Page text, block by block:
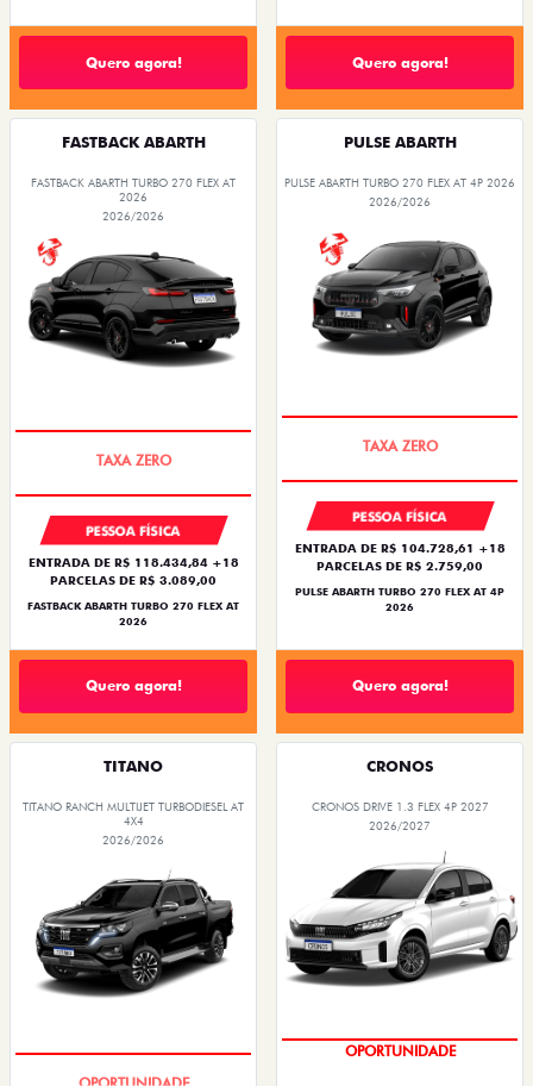
Quero agora! Quero agora!
FASTBACK ABARTH
FASTBACK ABARTH TURBO 270 FLEX AT
2026
2026/2026
PESSOA FÍSICA
ENTRADA DE R$ 118.434,84 +18
PARCELAS DE R$ 3.089,00
FASTBACK ABARTH TURBO 270 FLEX AT
2026
Quero agora!
PULSE ABARTH
PULSE ABARTH TURBO 270 FLEX AT 4P 2026
2026/2026
PESSOA FÍSICA
ENTRADA DE R$ 104.728,61 +18
PARCELAS DE R$ 2.759,00
PULSE ABARTH TURBO 270 FLEX AT 4P
2026
Quero agora!
TITANO
TITANO RANCH MULTIJET TURBODIESEL AT
4X4
2026/2026
CRONOS
CRONOS DRIVE 1.3 FLEX 4P 2027
2026/2027
OPORTUNIDADE